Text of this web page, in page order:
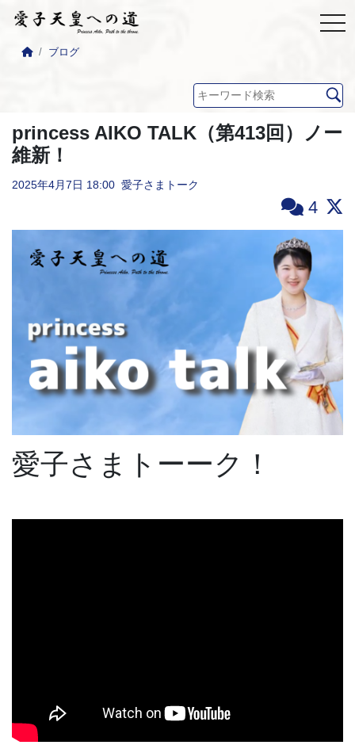
ブログ
princess AIKO TALK（第413回）ノー
維新！
2025年4月7日 18:00 愛子さまトーク
4
愛子さまトーーク！